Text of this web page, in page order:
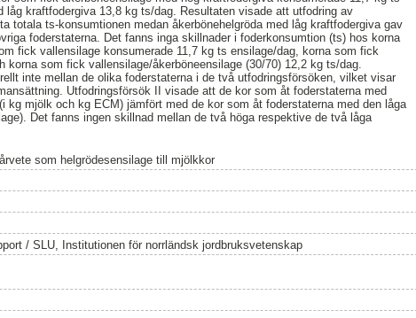
kraftfodergiva 13,8 kg ts/dag. Resultaten visade att utfodring av
totala ts-konsumtionen medan åkerbönehelgröda med låg kraftfodergiva gav
foderstaterna. Det fanns inga skillnader i foderkonsumtion (ts) hos korna
fick vallensilage konsumerade 11,7 kg ts ensilage/dag, korna som fick
korna som fick vallensilage/åkerböneensilage (30/70) 12,2 kg ts/dag.
inte mellan de olika foderstaterna i de två utfodringsförsöken, vilket visar
Utfodringsförsök II visade att de kor som åt foderstaterna med
kg mjölk och kg ECM) jämfört med de kor som åt foderstaterna med den låga
Det fanns ingen skillnad mellan de två höga respektive de två låga
som helgrödesensilage till mjölkkor
/ SLU, Institutionen för norrländsk jordbruksvetenskap